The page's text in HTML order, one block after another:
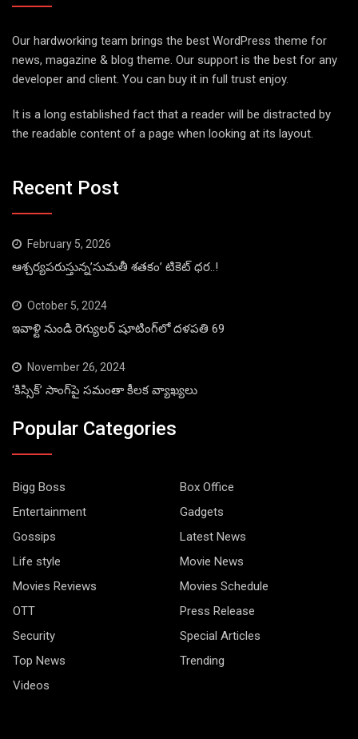
Our hardworking team brings the best WordPress theme for
news, magazine & blog theme. Our support is the best for any
developer and client. You can buy it in full trust enjoy.
It is a long established fact that a reader will be distracted by
the readable content of a page when looking at its layout.
Recent Post
February 5, 2026
ఆశ్చర్యపరుస్తున్న’సుమతీ శతకం’ టికెట్ ధర..!
October 5, 2024
ఇవాళ్టి నుండి రెగ్యులర్ షూటింగ్‌లో దళపతి 69
November 26, 2024
‘కిస్సిక్’ సాంగ్‌పై సమంతా కీలక వ్యాఖ్యలు
Popular Categories
Bigg Boss
Box Office
Entertainment
Gadgets
Gossips
Latest News
Life style
Movie News
Movies Reviews
Movies Schedule
OTT
Press Release
Security
Special Articles
Top News
Trending
Videos